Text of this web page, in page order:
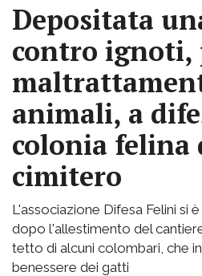
Depositata
contro ignoti,
animali, a
colonia felina
cimitero
L'associazione Difesa Felini si
dopo l'allestimento del
tetto di alcuni colombari, che
benessere dei gatti